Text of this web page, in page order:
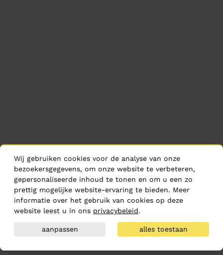
Wij gebruiken cookies voor de analyse van onze
bezoekersgegevens, om onze website te verbeteren,
gepersonaliseerde inhoud te tonen en om u een zo
prettig mogelijke website-ervaring te bieden. Meer
informatie over het gebruik van cookies op deze
website leest u in ons privacybeleid.
aanpassen alles toestaan